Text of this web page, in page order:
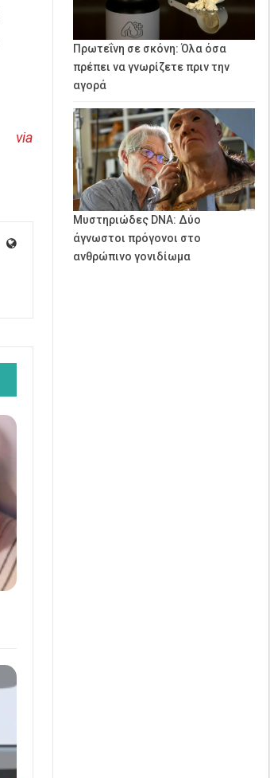
via
Πρωτεΐνη σε σκόνη: Όλα όσα
πρέπει να γνωρίζετε πριν την
αγορά
Μυστηριώδες DNA: Δύο
άγνωστοι πρόγονοι στο
ανθρώπινο γονιδίωμα